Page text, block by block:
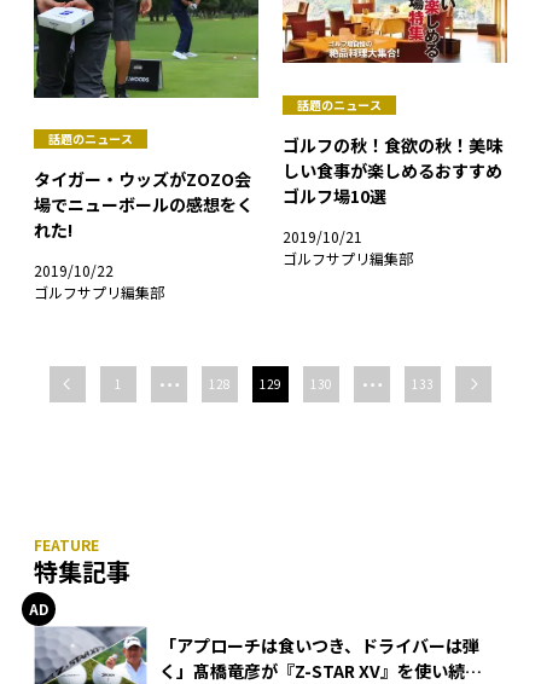
話題のニュース
タイガー・ウッズがZOZO会
場でニューボールの感想をく
れた!
2019/10/22
ゴルフサプリ編集部
話題のニュース
ゴルフの秋！食欲の秋！美味
しい食事が楽しめるおすすめ
ゴルフ場10選
2019/10/21
ゴルフサプリ編集部
1 … 128 129 130 … 133
特集記事
「アプローチは食いつき、ドライバーは弾
く」髙橋竜彦が『Z-STAR XV』を使い続け